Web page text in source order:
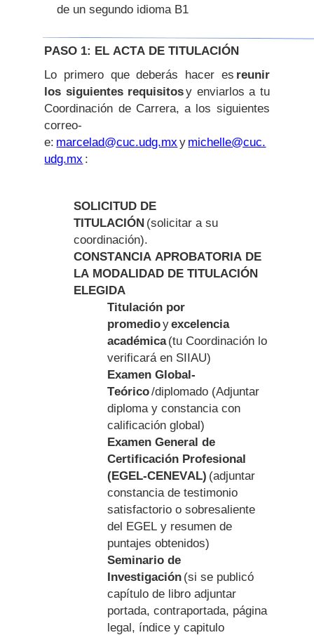
de un segundo idioma B1
PASO 1: EL ACTA DE TITULACIÓN
Lo primero que deberás hacer es reunir
los siguientes requisitosy enviarlos a tu
Coordinación de Carrera, a los siguientes
correo-
e: marcelad@cuc.udg.mx y michelle@cuc.
udg.mx :
SOLICITUD DE
TITULACIÓN (solicitar a su
coordinación).
CONSTANCIA APROBATORIA DE
LA MODALIDAD DE TITULACIÓN
ELEGIDA
Titulación por
promedioyexcelencia
académica(tu Coordinación lo
verificará en SIIAU)
Examen Global-
Teórico/diplomado (Adjuntar
diploma y constancia con
calificación global)
Examen General de
Certificación Profesional
(EGEL-CENEVAL) (adjuntar
constancia de testimonio
satisfactorio o sobresaliente
del EGEL y resumen de
puntajes obtenidos)
Seminario de
Investigación (si se publicó
capítulo de libro adjuntar
portada, contraportada, página
legal, índice y capitulo